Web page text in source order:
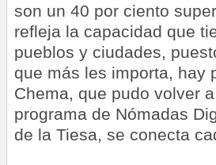
son un 40 por ciento
refleja la capacidad que
pueblos y ciudades,
que más les importa, hay
Chema, que pudo volver
programa de Nómadas
de la Tiesa, se conecta